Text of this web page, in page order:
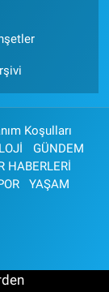
Koşulları
GÜNDEM
HABERLERİ
YAŞAM